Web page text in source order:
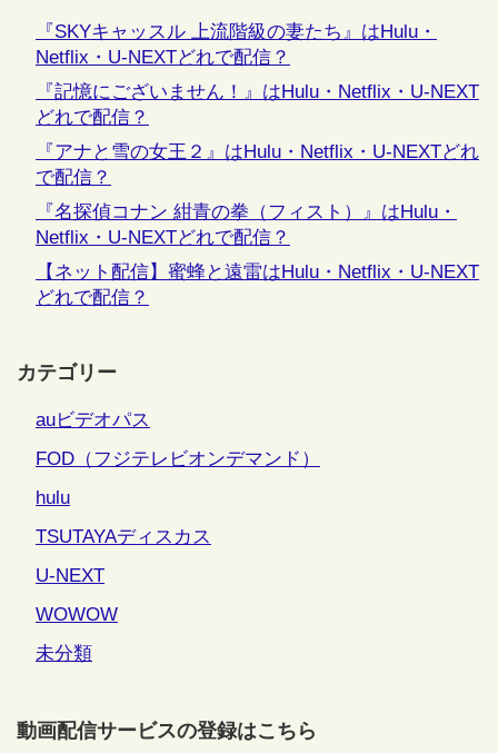
『SKYキャッスル 上流階級の妻たち』はHulu・
Netflix・U-NEXTどれで配信？
『記憶にございません！』はHulu・Netflix・U-NEXT
どれで配信？
『アナと雪の女王２』はHulu・Netflix・U-NEXTどれ
で配信？
『名探偵コナン 紺青の拳（フィスト）』はHulu・
Netflix・U-NEXTどれで配信？
【ネット配信】蜜蜂と遠雷はHulu・Netflix・U-NEXT
どれで配信？
カテゴリー
auビデオパス
FOD（フジテレビオンデマンド）
hulu
TSUTAYAディスカス
U-NEXT
WOWOW
未分類
動画配信サービスの登録はこちら